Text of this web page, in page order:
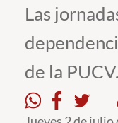
Vinculación con el
Admisión
Pregrado
Postgrado
Las
de la PUCV.